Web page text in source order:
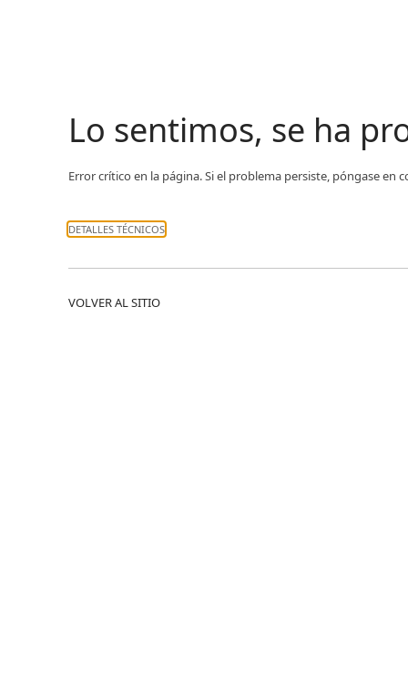
Lo sentimos, se ha
Error crítico en la página. Si el problema persiste, póngase en
DETALLES TÉCNICOS
VOLVER AL SITIO